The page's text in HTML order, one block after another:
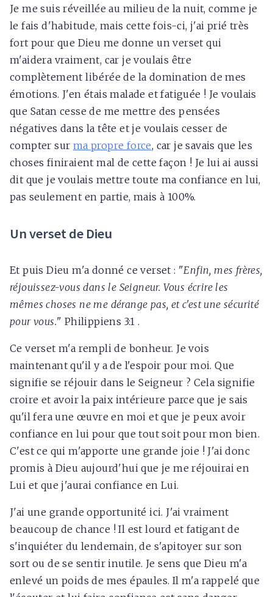
Je me suis réveillée au milieu de la nuit, comme je
le fais d'habitude, mais cette fois-ci, j'ai prié très
fort pour que Dieu me donne un verset qui
m'aidera vraiment, car je voulais être
complètement libérée de la domination de mes
émotions. J'en étais malade et fatiguée ! Je voulais
que Satan cesse de me mettre des pensées
négatives dans la tête et je voulais cesser de
compter sur ma propre force, car je savais que les
choses finiraient mal de cette façon ! Je lui ai aussi
dit que je voulais mettre toute ma confiance en lui,
pas seulement en partie, mais à 100%.
Un verset de Dieu
Et puis Dieu m'a donné ce verset : "Enfin, mes frères,
réjouissez-vous dans le Seigneur. Vous écrire les
mêmes choses ne me dérange pas, et c'est une sécurité
pour vous." Philippiens 3:1 .
Ce verset m'a rempli de bonheur. Je vois
maintenant qu'il y a de l'espoir pour moi. Que
signifie se réjouir dans le Seigneur ? Cela signifie
croire et avoir la paix intérieure parce que je sais
qu'il fera une œuvre en moi et que je peux avoir
confiance en lui pour que tout soit pour mon bien.
C'est ce qui m'apporte une grande joie ! J'ai donc
promis à Dieu aujourd'hui que je me réjouirai en
Lui et que j'aurai confiance en Lui.
J'ai une grande opportunité ici. J'ai vraiment
beaucoup de chance ! Il est lourd et fatigant de
s'inquiéter du lendemain, de s'apitoyer sur son
sort ou de se sentir inutile. Je sens que Dieu m'a
enlevé un poids de mes épaules. Il m'a rappelé que